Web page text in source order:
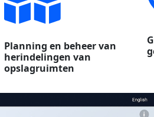
Planning en beheer van
herindelingen van
opslagruimten